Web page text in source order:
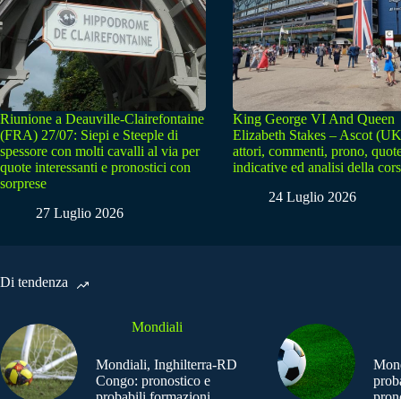
Riunione a Deauville-Clairefontaine
(FRA) 27/07: Siepi e Steeple di
spessore con molti cavalli al via per
quote interessanti e pronostici con
sorprese
27 Luglio 2026
King George VI And Queen
Elizabeth Stakes – Ascot
attori, commenti, prono,
indicative ed analisi della
24 Luglio 2026
Di tendenza
Mondiali
Mondiali, Inghilterra-RD
Congo: pronostico e